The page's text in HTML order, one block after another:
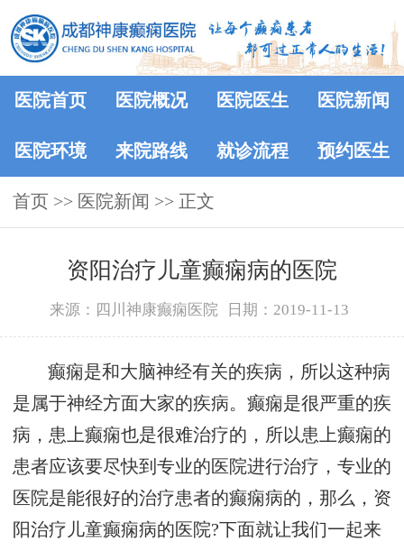
医院首页 医院概况 医院医生 医院新闻
医院环境 来院路线 就诊流程 预约医生
首页 >> 医院新闻 >> 正文
资阳治疗儿童癫痫病的医院
来源：四川神康癫痫医院 日期：2019-11-13
癫痫是和大脑神经有关的疾病，所以这种病
是属于神经方面大家的疾病。癫痫是很严重的疾
病，患上癫痫也是很难治疗的，所以患上癫痫的
患者应该要尽快到专业的医院进行治疗，专业的
医院是能很好的治疗患者的癫痫病的，那么，资
阳治疗儿童癫痫病的医院?下面就让我们一起来